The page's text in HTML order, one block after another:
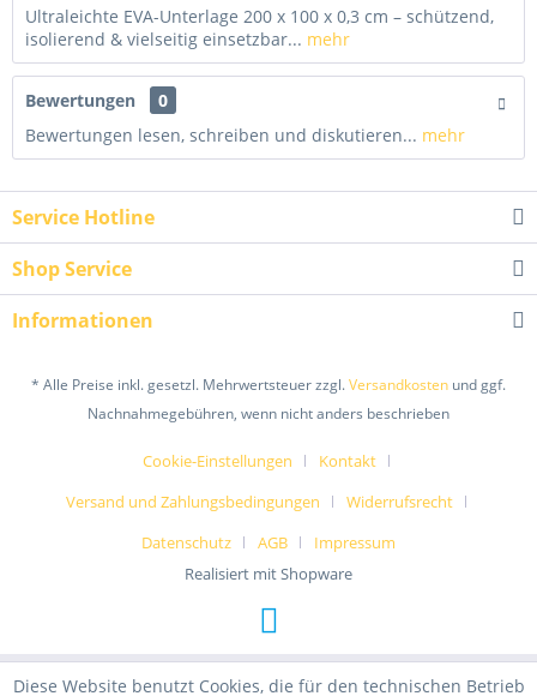
Ultraleichte EVA-Unterlage 200 x 100 x 0,3 cm – schützend,
isolierend & vielseitig einsetzbar... mehr
Bewertungen
0
Bewertungen lesen, schreiben und diskutieren... mehr
Service Hotline
Shop Service
Informationen
* Alle Preise inkl. gesetzl. Mehrwertsteuer zzgl.Versandkosten und ggf.
Nachnahmegebühren, wenn nicht anders beschrieben
Cookie-Einstellungen
Kontakt
Versand und Zahlungsbedingungen
Widerrufsrecht
Datenschutz
AGB
Impressum
Realisiert mit Shopware
Diese Website benutzt Cookies, die für den technischen Betrieb